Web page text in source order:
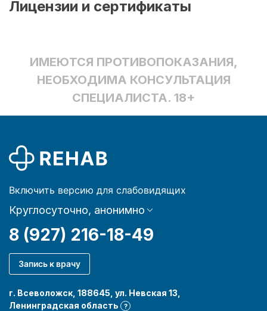
Лицензии и сертификаты
ИМЕЮТСЯ ПРОТИВОПОКАЗАНИЯ,
НЕОБХОДИМА КОНСУЛЬТАЦИЯ
СПЕЦИАЛИСТА. 18+
Включить версию для слабовидящих
Круглосуточно, анонимно
8 (927) 216-18-49
Запись к врачу
г. Всеволожск, 188645, ул. Невская 13,
Ленинградская область
?